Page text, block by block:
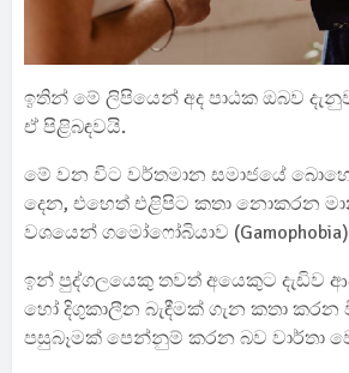
ඉතින් මේ ලිපියෙන් අද පාඨක ඔබව
ඒ පිළිබඳවයි.
මේ වන විට වර්තමාන සමාජයේ
දෙන, එහෙත් එළිපිට කතා නොකරන
වශයෙන් ගමෝෆෝබියාව
ඉන් පුද්ගලයෙකු තවත් අයෙකුට දැඩිව
හෝ දිගුකාලීන බැඳීමක් ගැන කතා කරන
පසුබෑමක් පෙන්නුම් කරන බව වාර්තා